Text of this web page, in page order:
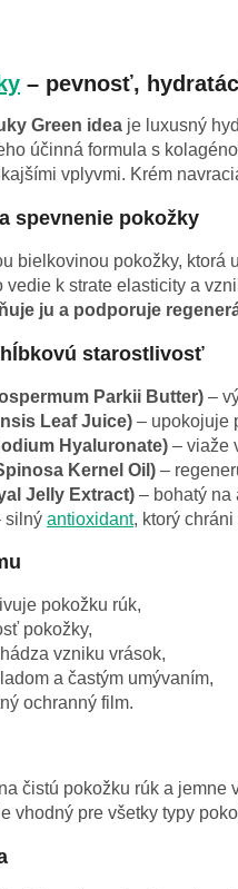
– pevnosť,
Green idea je luxusný
účinná formula s
vplyvmi. Krém
spevnenie pokožky
bielkovinou pokožky, ktorá
vedie k strate elasticity a
ju a podporuje
starostlivosť
Parkii Butter) –
Leaf Juice) – upokojuje
Hyaluronate) – viaže
Kernel Oil) –
Jelly Extract) – bohatý na
silný antioxidant, ktorý
pokožku rúk,
pokožky,
vzniku vrások,
a častým umývaním,
ochranný film.
čistú pokožku rúk a
vhodný pre všetky typy